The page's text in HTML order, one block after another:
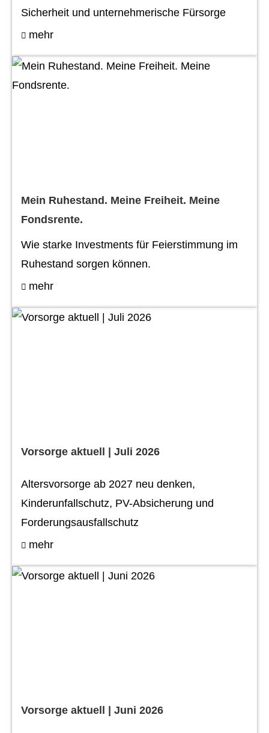
Sicherheit und unternehmerische Fürsorge
mehr
Mein Ruhestand. Meine Freiheit. Meine
Fondsrente.
Wie starke Investments für Feierstimmung im
Ruhestand sorgen können.
mehr
Vorsorge aktuell | Juli 2026
Alters­vorsorge ab 2027 neu denken,
Kinderunfallschutz, PV-Absicherung und
Forderungsausfallschutz
mehr
Vorsorge aktuell | Juni 2026